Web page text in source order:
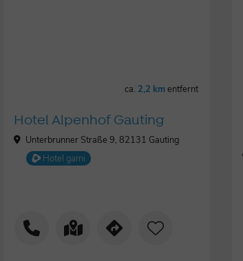
ca. 2,2 kmentfernt
Hotel Alpenhof Gauting
Unterbrunner Straße 9, 82131 Gauting
Hotel garni